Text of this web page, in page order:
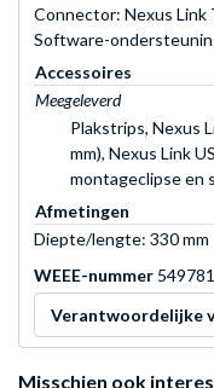
Connector: Nexus Link
Software-
Accessoires
Meegeleverd
Plakstrips, Nexus
mm), Nexus Link
montageclipse en
Afmetingen
Diepte/lengte: 330 mm
WEEE-nummer
Verantwoordelijke
Misschien ook